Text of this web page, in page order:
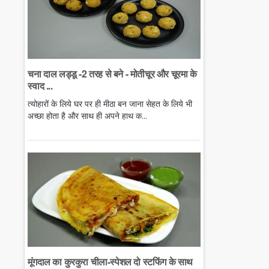
चना दाल लड्डू -2 तरह से बने - मोतीचूर और चूरमा के
स्वाद ...
त्योहारों के लिये घर पर ही मीठा बन जाना सेहत के लिये भी
अच्छा होता है और साथ ही अपने हाथ क...
मूंगदाल का कुरकुरा चीला-स्पेशल दो स्टफिंग के साथ